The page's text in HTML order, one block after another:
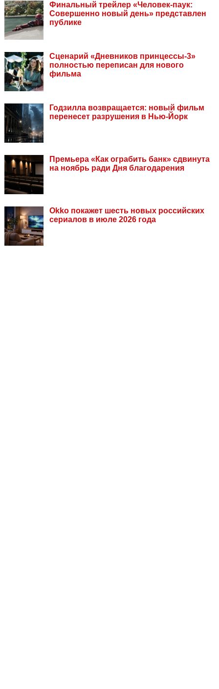
Финальный трейлер «Человек-паук:
Совершенно новый день» представлен
публике
Сценарий «Дневников принцессы-3»
полностью переписан для нового
фильма
Годзилла возвращается: новый фильм
перенесет разрушения в Нью-Йорк
Премьера «Как ограбить банк» сдвинута
на ноябрь ради Дня благодарения
Okko покажет шесть новых российских
сериалов в июле 2026 года